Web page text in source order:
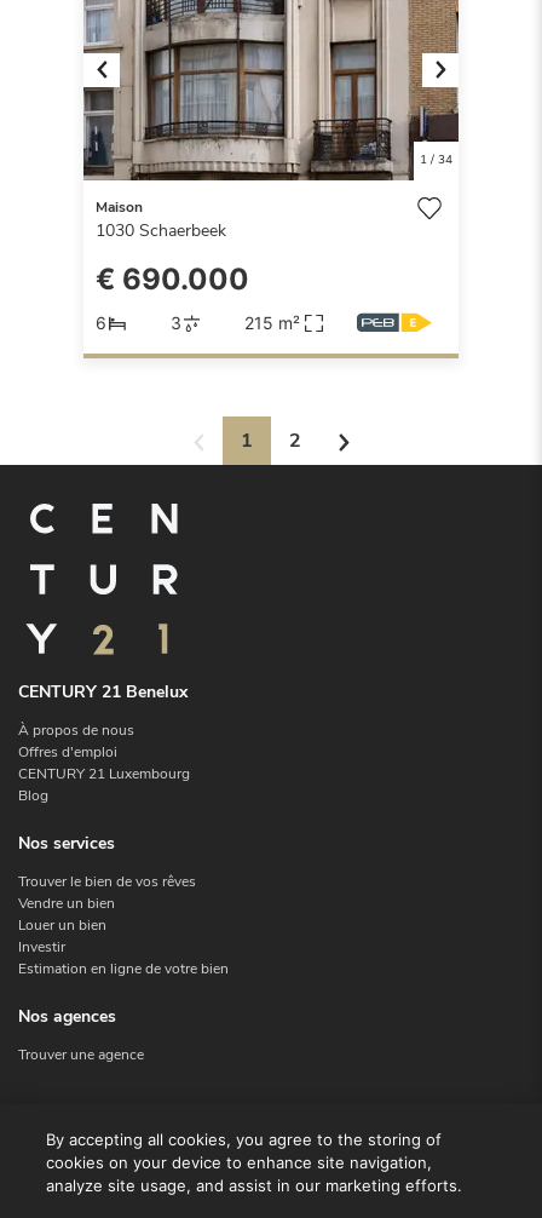
Previous Next
1/ 34
Maison
1030 Schaerbeek
€ 690.000
6 3 215 m²
1 2
CENTURY 21 Benelux
À propos de nous
Offres d'emploi
CENTURY 21 Luxembourg
Blog
Nos services
Trouver le bien de vos rêves
Vendre un bien
Louer un bien
Investir
Estimation en ligne de votre bien
Nos agences
Trouver une agence
Contact
Facebook
By accepting all cookies, you agree to the storing of
cookies on your device to enhance site navigation,
analyze site usage, and assist in our marketing efforts.